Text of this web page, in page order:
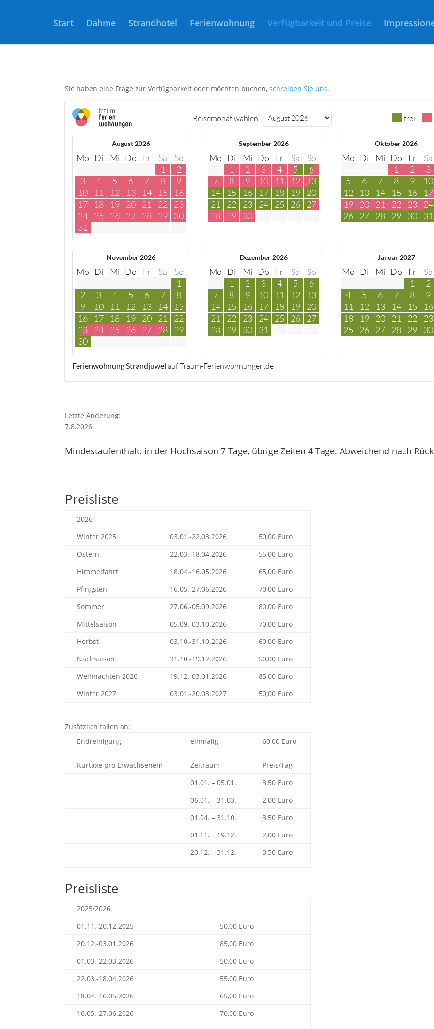
Start Dahme Strandhotel Ferienwohnung Verfügbarkeit und Preise
Sie haben eine Frage zur Verfügbarkeit oder möchten buchen,schreiben Sie uns.
Reisemonat wählen frei
August 2026
Mo Di Mi Do Fr Sa
So
1
2
3
4 5 6 7 8
9
10
11 12 13 14 15
16
17
18 19 20 21 22
23
24
25 26 27 28 29
30
31
September 2026
Mo Di Mi Do Fr Sa
So
1
2 3 4 5
6
7
8 9 10 11 12
13
14
15 16 17 18 19
20
21
22 23 24 25 26
27
28
29 30
Oktober 2026
Mo Di Mi Do Fr Sa
1
2 3
5
6 7 8 9 10
12
13 14 15 16 17
19
20 21 22 23 24
26
27 28 29 30 31
November 2026
Mo Di Mi Do Fr Sa
So
1
2
3 4 5 6 7
8
9
10 11 12 13 14
15
16
17 18 19 20 21
22
23
24 25 26 27 28
29
30
Dezember 2026
Mo Di Mi Do Fr Sa
So
1
2 3 4 5
6
7
8 9 10 11 12
13
14
15 16 17 18 19
20
21
22 23 24 25 26
27
28
29 30 31
Januar 2027
Mo Di Mi Do Fr Sa
1
2
4
5 6 7 8 9
11
12 13 14 15 16
18
19 20 21 22 23
25
26 27 28 29 30
Ferienwohnung Strandjuwel auf Traum-Ferienwohnungen.de
Letzte Änderung:
7.8.2026
Mindestaufenthalt: in der Hochsaison 7 Tage, übrige Zeiten 4 Tage. Abweichend nach
Preisliste
2026
Winter 2025
03.01.-22.03.2026
50,00 Euro
Ostern
22.03.-18.04.2026
55,00 Euro
Himmelfahrt
18.04.-16.05.2026
65,00 Euro
Pfingsten
16.05.-27.06.2026
70,00 Euro
Sommer
27.06.-05.09.2026
80,00 Euro
Mittelsaison
05.09.-03.10.2026
70,00 Euro
Herbst
03.10.-31.10.2026
60,00 Euro
Nachsaison
31.10.-19.12.2026
50,00 Euro
Weihnachten 2026
19.12.-03.01.2026
85,00 Euro
Winter 2027
03.01.-20.03.2027 50,00 Euro
Zusätzlich fallen an:
Endreinigung
einmalig 60,00 Euro
Kurtaxe pro Erwachsenem Zeitraum
Preis/Tag
01.01. – 05.01.
3,50 Euro
06.01. – 31.03.
2,00 Euro
01.04. – 31.10.
3,50 Euro
01.11. – 19.12.
2,00 Euro
20.12. – 31.12.
3,50 Euro
Preisliste
2025/2026
01.11.-20.12.2025
50,00 Euro
20.12.-03.01.2026
85,00 Euro
01.03.-22.03.2026
50,00 Euro
22.03.-18.04.2026
55,00 Euro
18.04.-16.05.2026
65,00 Euro
16.05.-27.06.2026
70,00 Euro